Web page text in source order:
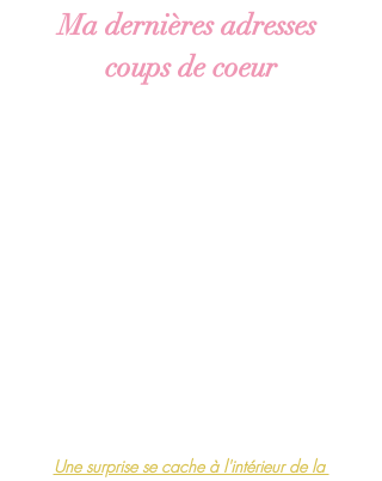
Ma dernières adresses
coups de coeur
Une surprise se cache à l'intérieur de la